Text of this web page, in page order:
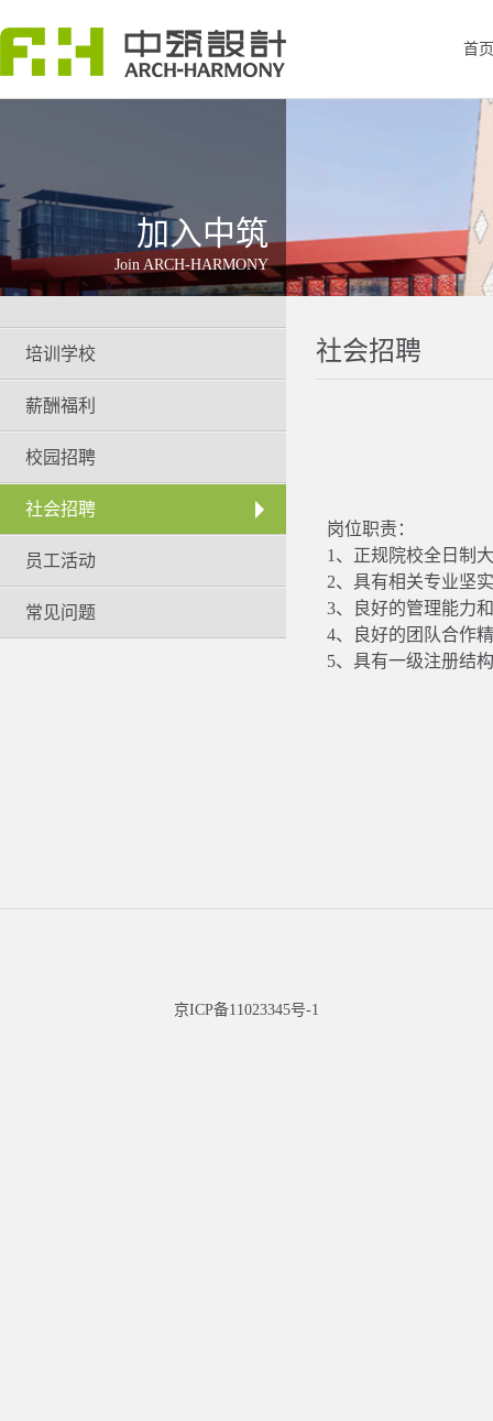
首页
加入中筑
Join ARCH-HARMONY
培训学校
薪酬福利
校园招聘
社会招聘
员工活动
常见问题
社会招聘
岗位职责：
1、正规院校全日制
2、具有相关专业坚
3、良好的管理能力
4、良好的团队合作
5、具有一级注册结
京ICP备11023345号-1